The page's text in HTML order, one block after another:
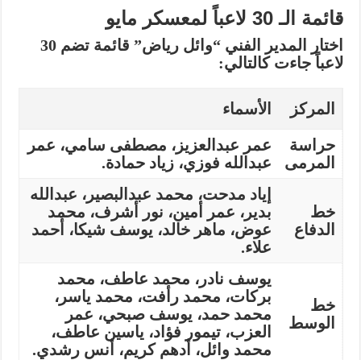
قائمة الـ 30 لاعباً لمعسكر مايو
اختار المدير الفني “وائل رياض” قائمة تضم 30
لاعباً جاءت كالتالي:
المركز الأسماء
حراسة
المرمى
عمر عبدالعزيز، مصطفى سامي، عمر
عبدالله فوزي، زياد حمادة.
خط
الدفاع
إياد مدحت، محمد عبدالبصير، عبدالله
بدير، عمر أمين، نور أشرف، محمد
عوض، ماهر خالد، يوسف شيكا، أحمد
علاء.
خط
الوسط
يوسف نادر، محمد عاطف، محمد
بركات، محمد رأفت، محمد ياسر،
محمد حمد، يوسف صبحي، عمر
العزب، تيمور فؤاد، ياسين عاطف،
محمد وائل، أدهم كريم، أنس رشدي.